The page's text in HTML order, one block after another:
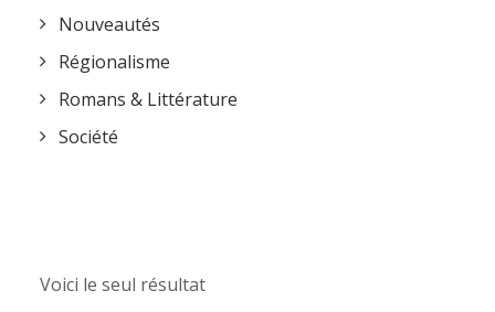
Nouveautés
Régionalisme
Romans & Littérature
Société
Voici le seul résultat